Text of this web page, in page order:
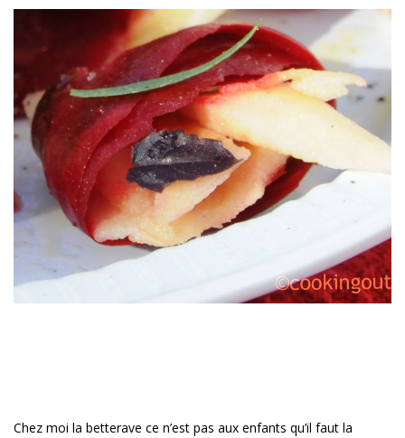
Chez moi la betterave ce n’est pas aux enfants qu’il faut la